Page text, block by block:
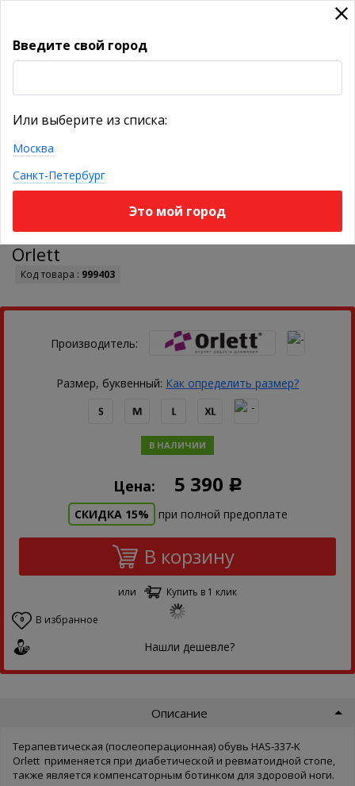
Компенсаторный ботинок HAS-337-K
Orlett
Код товара : 999403
Производитель:
Размер, буквенный: Как определить размер?
В НАЛИЧИИ
Цена: 5 390 Р
СКИДКА 15% при полной предоплате
В корзину
или Купить в 1 клик
0 В избранное
Нашли дешевле?
Описание
Терапевтическая (послеоперационная) обувь HAS-337-K
Orlett применяется при диабетической и ревматоидной стопе,
также является компенсаторным ботинком для здоровой ноги.
Введите свой город
Или выберите из списка:
Москва
Санкт-Петербург
Это мой город